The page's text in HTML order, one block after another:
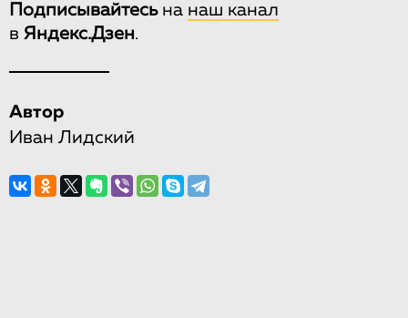
Подписывайтесьна наш канал
в Яндекс.Дзен.
Автор
Иван Лидский